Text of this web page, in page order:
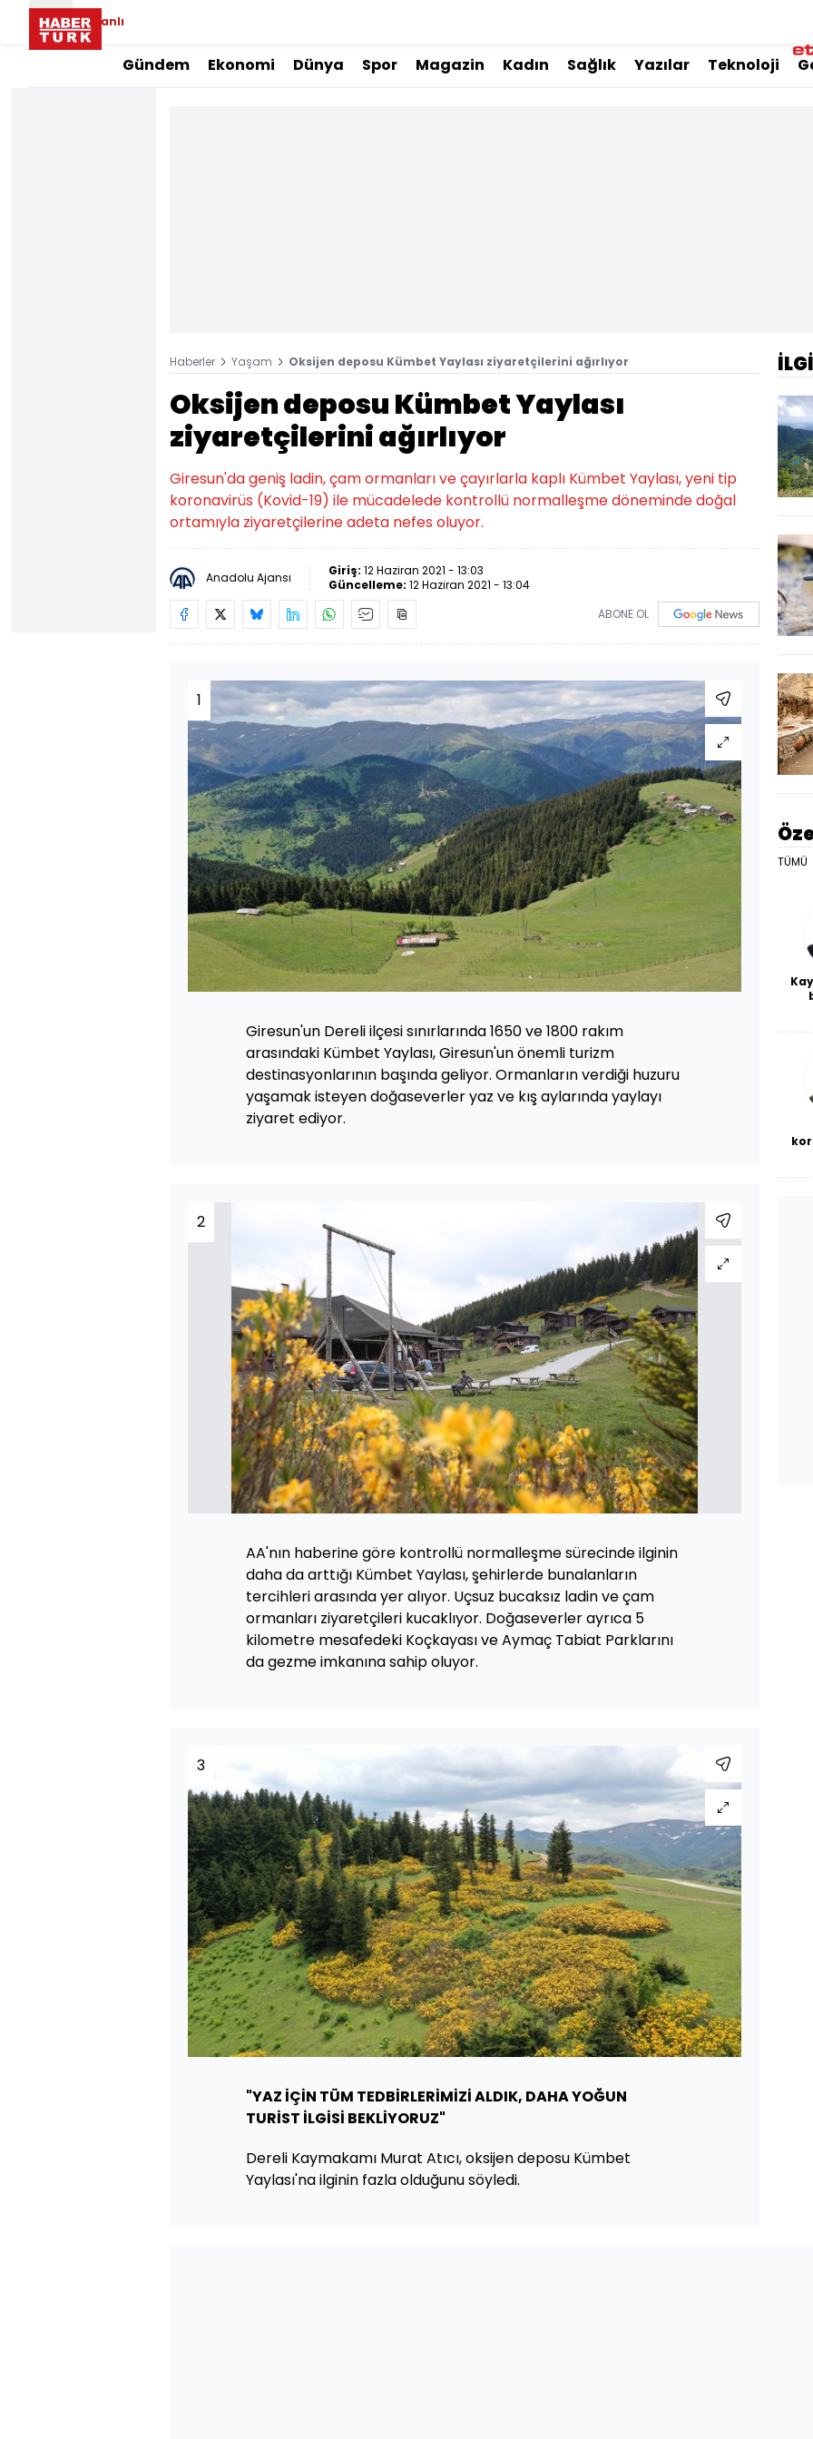
Canlı
Gündem Ekonomi Dünya Spor Magazin Kadın Sağlık Yazılar Teknoloji
Haberler Yaşam Oksijen deposu Kümbet Yaylası ziyaretçilerini ağırlıyor
Oksijen deposu Kümbet Yaylası
ziyaretçilerini ağırlıyor
Giresun'da geniş ladin, çam ormanları ve çayırlarla kaplı Kümbet Yaylası, yeni tip
koronavirüs (Kovid-19) ile mücadelede kontrollü normalleşme döneminde doğal
ortamıyla ziyaretçilerine adeta nefes oluyor.
Anadolu Ajansı Giriş: 12 Haziran 2021 - 13:03
Güncelleme: 12 Haziran 2021 - 13:04
ABONE OL
1
Giresun'un Dereli ilçesi sınırlarında 1650 ve 1800 rakım
arasındaki Kümbet Yaylası, Giresun'un önemli turizm
destinasyonlarının başında geliyor. Ormanların verdiği huzuru
yaşamak isteyen doğaseverler yaz ve kış aylarında yaylayı
ziyaret ediyor.
2
AA'nın haberine göre kontrollü normalleşme sürecinde ilginin
daha da arttığı Kümbet Yaylası, şehirlerde bunalanların
tercihleri arasında yer alıyor. Uçsuz bucaksız ladin ve çam
ormanları ziyaretçileri kucaklıyor. Doğaseverler ayrıca 5
kilometre mesafedeki Koçkayası ve Aymaç Tabiat Parklarını
da gezme imkanına sahip oluyor.
3
"YAZ İÇİN TÜM TEDBİRLERİMİZİ ALDIK, DAHA YOĞUN
TURİST İLGİSİ BEKLİYORUZ"
Dereli Kaymakamı Murat Atıcı, oksijen deposu Kümbet
Yaylası'na ilginin fazla olduğunu söyledi.
TÜMÜ